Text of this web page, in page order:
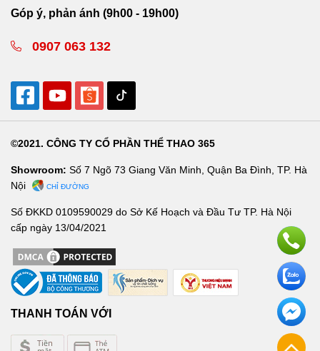
Góp ý, phản ánh (9h00 - 19h00)
0907 063 132
©2021. CÔNG TY CỔ PHẦN THỂ THAO 365
Showroom: Số 7 Ngõ 73 Giang Văn Minh, Quận Ba Đình, TP. Hà
Nội
CHỈ ĐƯỜNG
Số ĐKKD 0109590029 do Sở Kế Hoạch và Đầu Tư TP. Hà Nội
cấp ngày 13/04/2021
THANH TOÁN VỚI